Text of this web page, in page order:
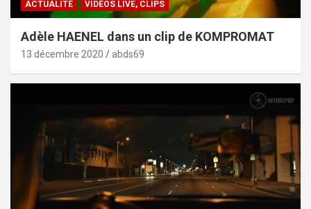
ACTUALITÉ VIDÉOS LIVE, CLIPS
Adèle HAENEL dans un clip de KOMPROMAT
13 décembre 2020 abds69